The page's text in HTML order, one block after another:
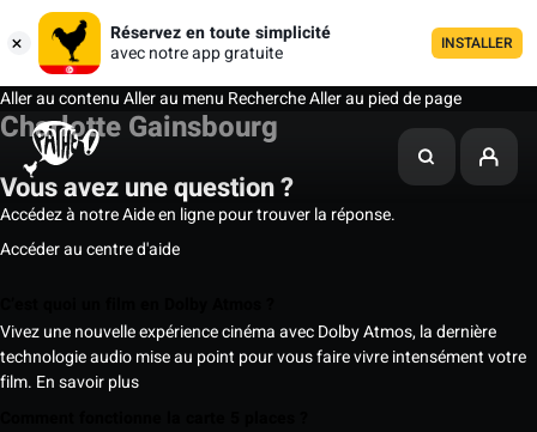
Réservez en toute simplicité
avec notre app gratuite
INSTALLER
Aller au contenuAller au menu RechercheAller au pied de page
Charlotte Gainsbourg
Vous avez une question ?
Accédez à notre Aide en ligne pour trouver la réponse.
Accéder au centre d'aide
Vivez une nouvelle expérience cinéma avec Dolby Atmos, la dernière
technologie audio mise au point pour vous faire vivre intensément votre
film. En savoir plus